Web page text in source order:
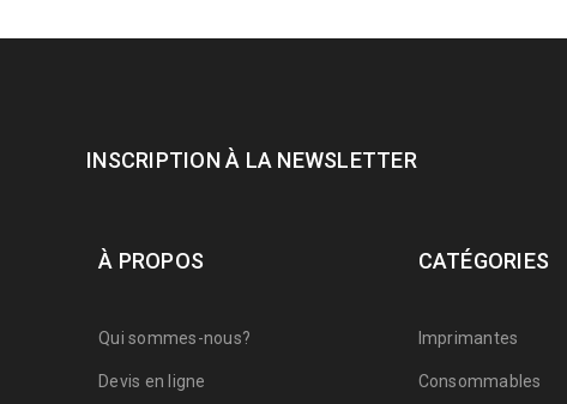
INSCRIPTION À LA NEWSLETTER
À PROPOS
Qui sommes-nous?
Devis en ligne
CATÉGORIES
Imprimantes
Consommables